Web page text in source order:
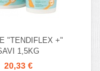
"TENDIFLEX +"
1,5KG
20,33 €